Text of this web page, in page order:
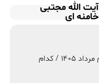
آیت الله مجتبی
خامنه ای
بازدهی بازارها در هفته دوم مرداد ۱۴۰۵ / کدام